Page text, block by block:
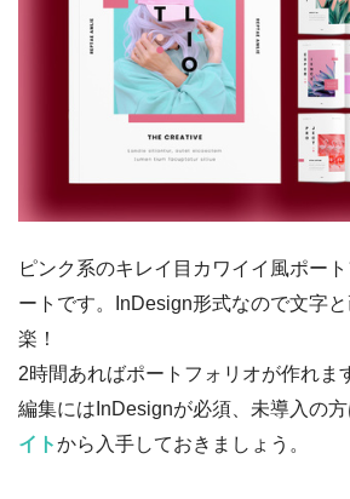
ピンク系のキレイ目カワイイ風ポー
ートです。InDesign形式なので文字
楽！
2時間あればポートフォリオが作れま
編集にはInDesignが必須、未導入の方
イトから入手しておきましょう。